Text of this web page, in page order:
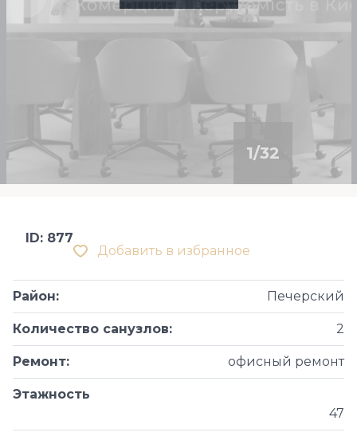
1/32
Добавить в избранное
ID: 877
Район: Печерский
Количество санузлов: 2
Ремонт: офисный ремонт
Этажность
47